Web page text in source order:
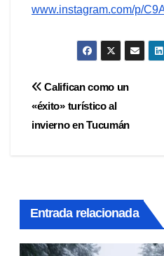
www.instagram.com/p/
Navegación
de
Califican como un
«éxito» turístico al
invierno en Tucumán
Entrada relacionada